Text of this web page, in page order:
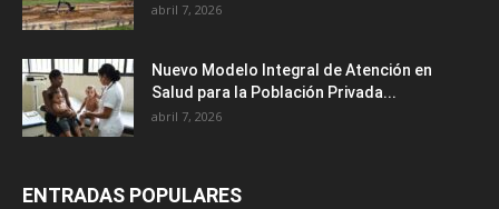
abril 7, 2026
Nuevo Modelo Integral de Atención en
Salud para la Población Privada...
abril 7, 2026
ENTRADAS POPULARES